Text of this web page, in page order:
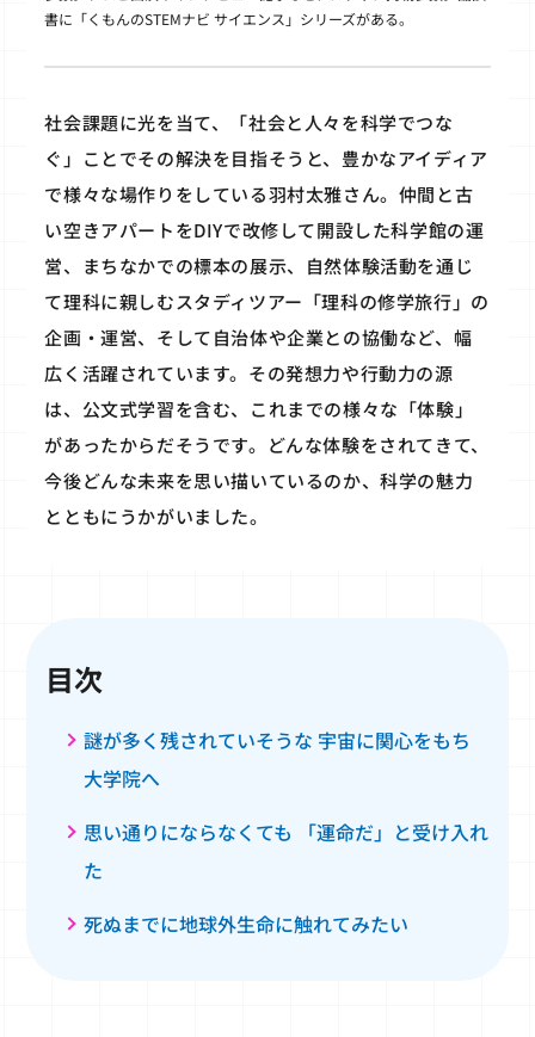
書に「くもんのSTEMナビ サイエンス」シリーズがある。
社会課題に光を当て、「社会と人々を科学でつな
ぐ」ことでその解決を目指そうと、豊かなアイディア
で様々な場作りをしている羽村太雅さん。仲間と古
い空きアパートをDIYで改修して開設した科学館の運
営、まちなかでの標本の展示、自然体験活動を通じ
て理科に親しむスタディツアー「理科の修学旅行」の
企画・運営、そして自治体や企業との協働など、幅
広く活躍されています。その発想力や行動力の源
は、公文式学習を含む、これまでの様々な「体験」
があったからだそうです。どんな体験をされてきて、
今後どんな未来を思い描いているのか、科学の魅力
とともにうかがいました。
目次
謎が多く残されていそうな 宇宙に関心をもち
大学院へ
思い通りにならなくても 「運命だ」と受け入れ
た
死ぬまでに地球外生命に触れてみたい